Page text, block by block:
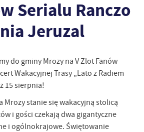
Serialu Ranczo
Jeruzal
do gminy Mrozy na V Zlot Fanów
Wakacyjnej Trasy „Lato z Radiem
15 sierpnia!
Mrozy stanie się wakacyjną stolicą
i gości czekają dwa gigantyczne
i ogólnokrajowe. Świętowanie
funkcjonalności czy prezentowanych
możemy zapewnić Ci większy komfort
naszej strony poprzez dopasowanie
pliki cookies gwarantuje
funkcji na stronie.
nam rozwijać się i
na uzyskanie informacji w zakresie
internetowej, miejsca oraz częstotliwości,
serwisy www. Dane pozwalają nam na